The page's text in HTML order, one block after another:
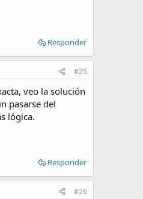
Responder
#25
veo la solución
pasarse del
lógica.
Responder
#26